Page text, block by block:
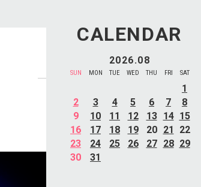
CALENDAR
2026.08
SUN MON TUE WED THU FRI SAT
1
2
3 4 5 6 7
8
9
10 11 12 13 14 15
16
17 18 19 20 21
22
23
24 25 26 27 28 29
30
31